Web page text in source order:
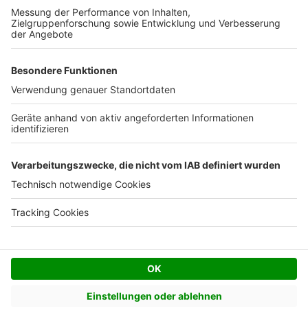
Kostenloses Infogespräch
© AVIV Germany GmbH - 2026
Facebook
Twitter